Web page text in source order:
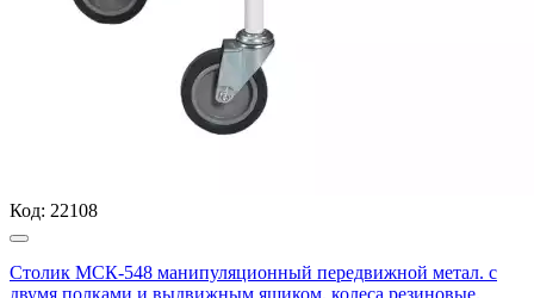
Код: 22108
Столик МСК-548 манипуляционный передвижной метал. с
двумя полками и выдвижным ящиком, колеса резиновые,